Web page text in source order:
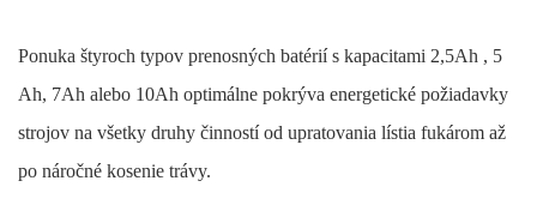
Ponuka štyroch typov prenosných batérií s kapacitami 2,5Ah , 5
Ah, 7Ah alebo 10Ah optimálne pokrýva energetické požiadavky
strojov na všetky druhy činností od upratovania lístia fukárom až
po náročné kosenie trávy.